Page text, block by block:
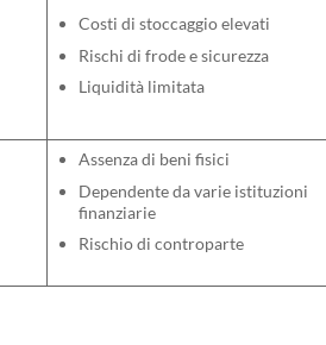
Costi di stoccaggio elevati
Rischi di frode e sicurezza
Liquidità limitata
Assenza di beni fisici
Dependente da varie istituzioni
finanziarie
Rischio di controparte